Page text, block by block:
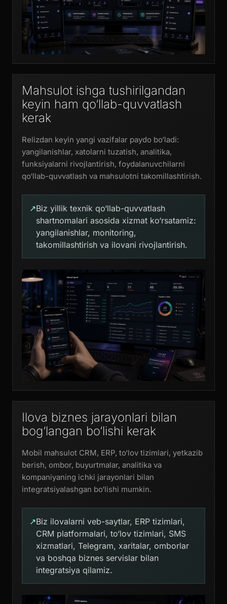
Mahsulot ishga tushirilgandan
keyin ham qo‘llab-quvvatlash
kerak
Relizdan keyin yangi vazifalar paydo bo‘ladi:
yangilanishlar, xatolarni tuzatish, analitika,
funksiyalarni rivojlantirish, foydalanuvchilarni
qo‘llab-quvvatlash va mahsulotni takomillashtirish.
↗Biz yillik texnik qo‘llab-quvvatlash
shartnomalari asosida xizmat ko‘rsatamiz:
yangilanishlar, monitoring,
takomillashtirish va ilovani rivojlantirish.
Ilova biznes jarayonlari bilan
bog‘langan bo‘lishi kerak
Mobil mahsulot CRM, ERP, to‘lov tizimlari, yetkazib
berish, ombor, buyurtmalar, analitika va
kompaniyaning ichki jarayonlari bilan
integratsiyalashgan bo‘lishi mumkin.
↗Biz ilovalarni veb-saytlar, ERP tizimlari,
CRM platformalari, to‘lov tizimlari, SMS
xizmatlari, Telegram, xaritalar, omborlar
va boshqa biznes servislar bilan
integratsiya qilamiz.